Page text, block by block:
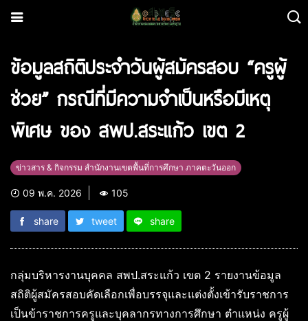
ข้อมูลสถิติประจำวันผู้สมัครสอบ “ครูผู้
ช่วย” กรณีที่มีความจำเป็นหรือมีเหตุ
พิเศษ ของ สพป.สระแก้ว เขต 2
ข่าวสาร & กิจกรรม สำนักงานเขตพื้นที่การศึกษา ภาคตะวันออก
09 พ.ค. 2026 105
share tweet share
กลุ่มบริหารงานบุคคล สพป.สระแก้ว เขต 2 รายงานข้อมูล
สถิติผู้สมัครสอบคัดเลือกเพื่อบรรจุและแต่งตั้งเข้ารับราชการ
เป็นข้าราชการครูและบุคลากรทางการศึกษา ตำแหน่ง ครูผู้